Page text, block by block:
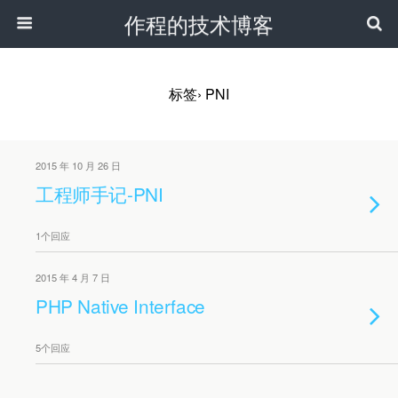
作程的技术博客
标签› PNI
2015 年 10 月 26 日
工程师手记-PNI
1个回应
2015 年 4 月 7 日
PHP Native Interface
5个回应